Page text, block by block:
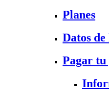
Planes
Datos
Pagar tu